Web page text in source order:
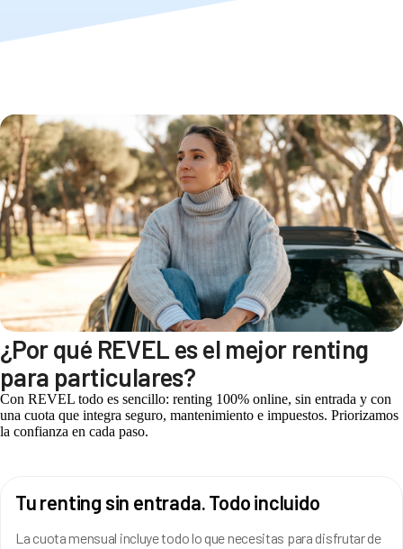
¿Por qué REVEL es el mejor renting
para particulares?
Con REVEL todo es sencillo: renting 100% online, sin entrada y con
una cuota que integra seguro, mantenimiento e impuestos. Priorizamos
la confianza en cada paso.
Tu renting sin entrada. Todo incluido
La cuota mensual incluye todo lo que necesitas para disfrutar de